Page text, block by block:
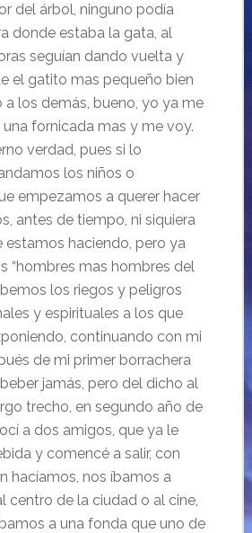
del árbol, ninguno podía
donde estaba la gata, al
seguían dando vuelta y
el gatito mas pequeño bien
los demás, bueno, yo ya me
fornicada mas y me voy.
verdad, pues si lo
los niños o
empezamos a querer hacer
antes de tiempo, ni siquiera
estamos haciendo, pero ya
“hombres mas hombres del
los riegos y peligros
y espirituales a los que
continuando con mi
de mi primer borrachera
jamás, pero del dicho al
trecho, en segundo año de
a dos amigos, que ya le
y comencé a salir, con
hacíamos, nos íbamos a
centro de la ciudad o al cine,
a una fonda que uno de